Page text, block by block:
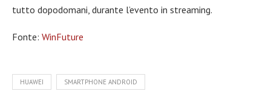
tutto dopodomani, durante l’evento in streaming.
Fonte: WinFuture
HUAWEI SMARTPHONE ANDROID